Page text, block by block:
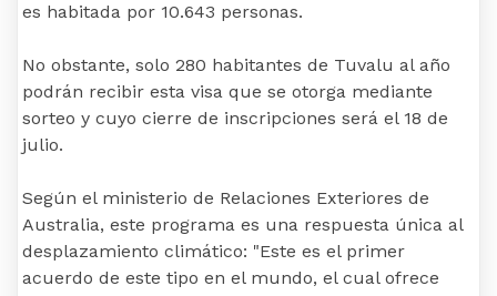
es habitada por 10.643 personas.
No obstante, solo 280 habitantes de Tuvalu al año
podrán recibir esta visa que se otorga mediante
sorteo y cuyo cierre de inscripciones será el 18 de
julio.
Según el ministerio de Relaciones Exteriores de
Australia, este programa es una respuesta única al
desplazamiento climático: "Este es el primer
acuerdo de este tipo en el mundo, el cual ofrece